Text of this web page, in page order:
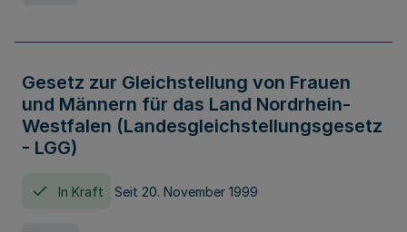
Gesetz zur Gleichstellung von Frauen
und Männern für das Land Nordrhein-
Westfalen (Landesgleichstellungsgesetz
- LGG)
In Kraft Seit 20. November 1999